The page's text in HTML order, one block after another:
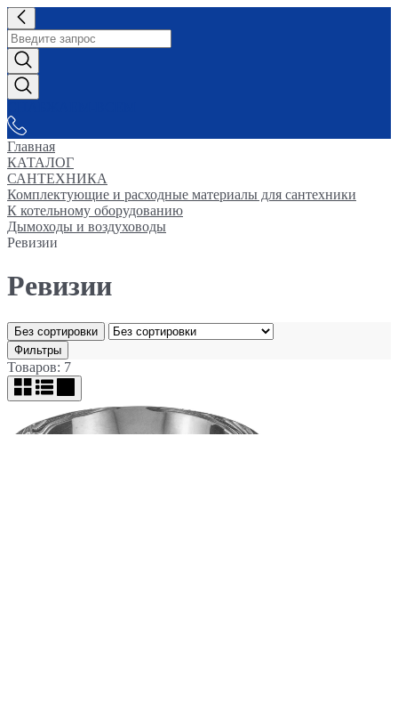
Главная
КАТАЛОГ
САНТЕХНИКА
Комплектующие и расходные материалы для сантехники
К котельному оборудованию
Дымоходы и воздуховоды
Ревизии
Ревизии
Без сортировки
Фильтры
Товаров: 7